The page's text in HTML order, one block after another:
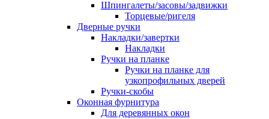
Шпингалеты/засовы/задвижки
Торцевые/ригеля
Дверные ручки
Накладки/завертки
Накладки
Ручки на планке
Ручки на планке для
узкопрофильных дверей
Ручки-скобы
Оконная фурнитура
Для деревянных окон